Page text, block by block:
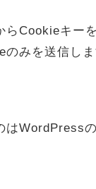
Cookieキー
みを送信しま
WordPress